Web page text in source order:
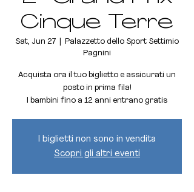
Cinque Terre
Sat, Jun 27
Palazzetto dello Sport Settimio
Pagnini
Acquista ora il tuo biglietto e assicurati un
posto in prima fila!
I bambini fino a 12 anni entrano gratis
I biglietti non sono in vendita
Scopri gli altri eventi